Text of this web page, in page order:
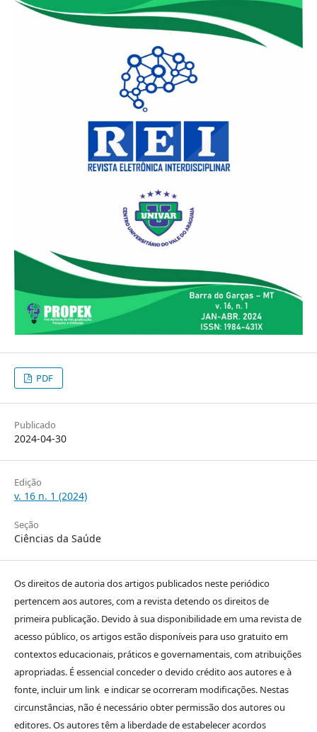
PDF
Publicado
2024-04-30
Edição
v. 16 n. 1 (2024)
Seção
Ciências da Saúde
Os direitos de autoria dos artigos publicados neste periódico
pertencem aos autores, com a revista detendo os direitos de
primeira publicação. Devido à sua disponibilidade em uma revista de
acesso público, os artigos estão disponíveis para uso gratuito em
contextos educacionais, práticos e governamentais, com atribuições
apropriadas. É essencial conceder o devido crédito aos autores e à
fonte, incluir um link e indicar se ocorreram modificações. Nestas
circunstâncias, não é necessário obter permissão dos autores ou
editores. Os autores têm a liberdade de estabelecer acordos